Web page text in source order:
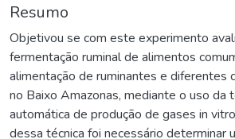
Resumo
Objetivou se com este experimento
fermentação ruminal de alimentos
alimentação de ruminantes e diferentes
no Baixo Amazonas, mediante o uso da
automática de produção de gases in
dessa técnica foi necessário determinar